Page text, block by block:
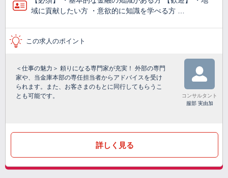
域に貢献したい方 ・意欲的に知識を学べる方 …
この求人のポイント
＜仕事の魅力＞ 頼りになる専門家が充実！ 外部の専門
家や、当金庫本部の専任担当者からアドバイスを受け
られます。また、お客さまのもとに同行してもらうこ
とも可能です。
コンサルタント
服部 実由加
詳しく見る